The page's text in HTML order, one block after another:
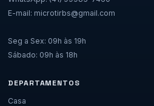
E-mail: microtirbs@gmail.com
Seg a Sex: 09h às 19h
Sábado: 09h às 18h
DEPARTAMENTOS
Casa